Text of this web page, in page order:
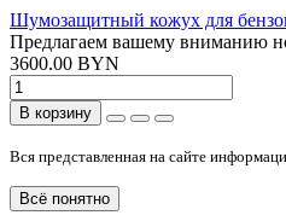
Шумозащитный кожух для
Предлагаем вашему вниманию
3600.00 BYN
В корзину
Вся представленная на сайте
Всё понятно